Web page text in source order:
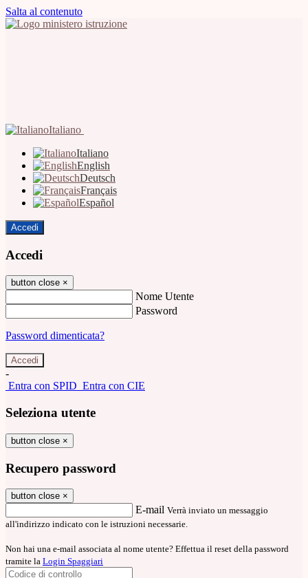
Salta al contenuto
Italiano
Italiano
English
Deutsch
Français
Español
Accedi
Accedi
button close ×
Nome Utente
Password
Password dimenticata?
-
Entra con SPID Entra con CIE
Seleziona utente
button close ×
Recupero password
button close ×
E-mail Verrà inviato un messaggio
all'indirizzo indicato con le istruzioni necessarie.
Non hai una e-mail associata al nome utente? Effettua il reset della password
tramite la Login Spaggiari